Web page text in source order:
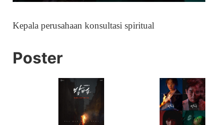
Kepala perusahaan konsultasi spiritual
Poster